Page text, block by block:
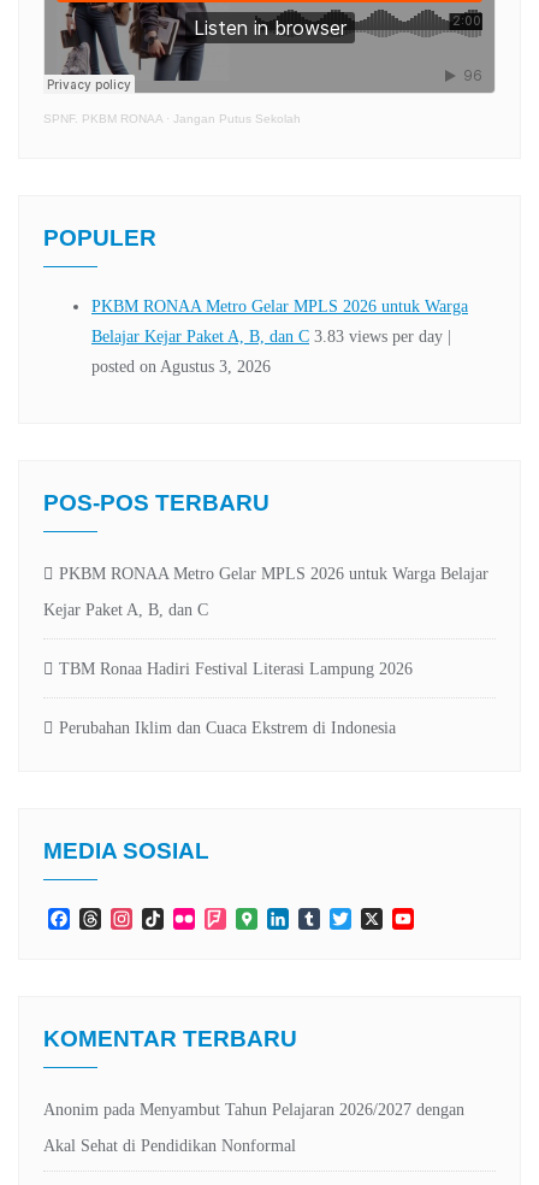
SPNF. PKBM RONAA · Jangan Putus Sekolah
POPULER
POS-POS TERBARU
PKBM RONAA Metro Gelar MPLS 2026 untuk Warga Belajar
Kejar Paket A, B, dan C
TBM Ronaa Hadiri Festival Literasi Lampung 2026
Perubahan Iklim dan Cuaca Ekstrem di Indonesia
MEDIA SOSIAL
FacebookThreadsInstagramTikTokFlickr Foursquare
GoogleLinkedInTumblrTwitter
X
KOMENTAR TERBARU
Anonim pada Menyambut Tahun Pelajaran 2026/2027 dengan
Akal Sehat di Pendidikan Nonformal